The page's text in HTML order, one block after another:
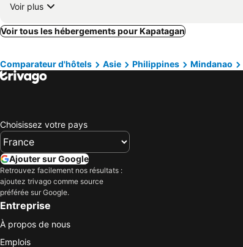
Voir plus
Voir tous les hébergements pour Kapatagan
Comparateur d'hôtels Asie Philippines Mindanao
Choisissez votre pays
Ajouter sur Google
Retrouvez facilement nos résultats :
ajoutez trivago comme source
préférée sur Google.
Entreprise
À propos de nous
Emplois